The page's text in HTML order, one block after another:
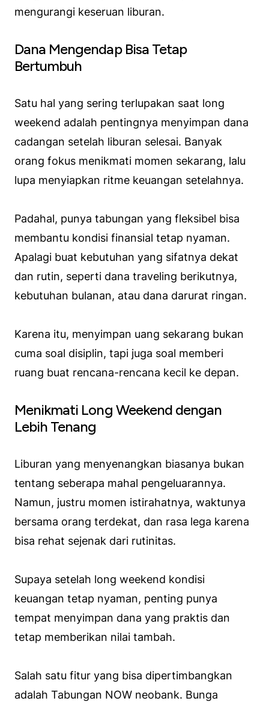
mengurangi keseruan liburan.
Dana Mengendap Bisa Tetap
Bertumbuh
Satu hal yang sering terlupakan saat long
weekend adalah pentingnya menyimpan dana
cadangan setelah liburan selesai. Banyak
orang fokus menikmati momen sekarang, lalu
lupa menyiapkan ritme keuangan setelahnya.
Padahal, punya tabungan yang fleksibel bisa
membantu kondisi finansial tetap nyaman.
Apalagi buat kebutuhan yang sifatnya dekat
dan rutin, seperti dana traveling berikutnya,
kebutuhan bulanan, atau dana darurat ringan.
Karena itu, menyimpan uang sekarang bukan
cuma soal disiplin, tapi juga soal memberi
ruang buat rencana-rencana kecil ke depan.
Menikmati Long Weekend dengan
Lebih Tenang
Liburan yang menyenangkan biasanya bukan
tentang seberapa mahal pengeluarannya.
Namun, justru momen istirahatnya, waktunya
bersama orang terdekat, dan rasa lega karena
bisa rehat sejenak dari rutinitas.
Supaya setelah long weekend kondisi
keuangan tetap nyaman, penting punya
tempat menyimpan dana yang praktis dan
tetap memberikan nilai tambah.
Salah satu fitur yang bisa dipertimbangkan
adalah Tabungan NOW neobank. Bunga